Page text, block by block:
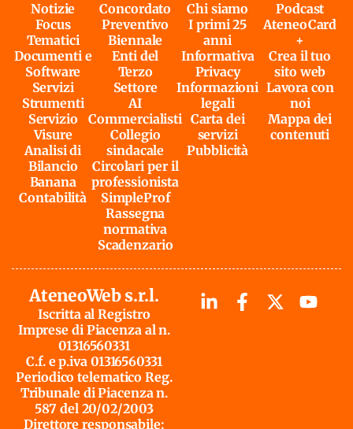
Notizie
Focus
Tematici
Documenti e
Software
Servizi
Strumenti
Servizio
Visure
Analisi di
Bilancio
Banana
Contabilità
Concordato
Preventivo
Biennale
Enti del
Terzo
Settore
AI
Commercialisti
Collegio
sindacale
Circolari per il
professionista
SimpleProf
Rassegna
normativa
Scadenzario
Chi siamo
I primi 25
anni
Informativa
Privacy
Informazioni
legali
Carta dei
servizi
Pubblicità
Podcast
AteneoCard
+
Crea il tuo
sito web
Lavora con
noi
Mappa dei
contenuti
AteneoWeb s.r.l.
Iscritta al Registro
Imprese di Piacenza al n.
01316560331
C.f. e p.iva 01316560331
Periodico telematico Reg.
Tribunale di Piacenza n.
587 del 20/02/2003
Direttore responsabile: